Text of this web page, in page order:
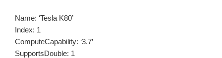
Name: ‘Tesla K80’
Index: 1
ComputeCapability: ‘3.7’
SupportsDouble: 1